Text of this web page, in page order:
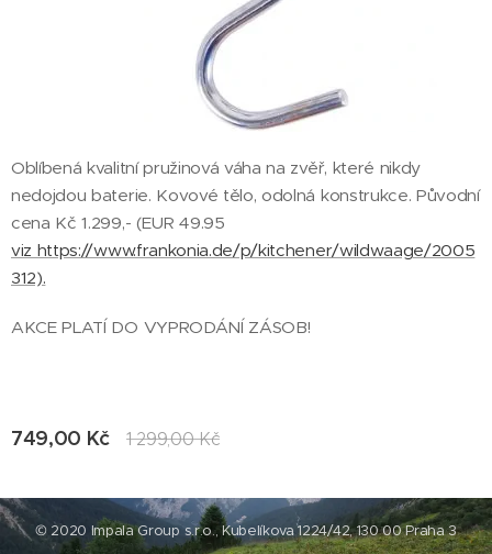
Oblíbená kvalitní pružinová váha na zvěř, které nikdy
nedojdou baterie. Kovové tělo, odolná konstrukce. Původní
cena Kč 1.299,- (EUR 49.95
viz https://www.frankonia.de/p/kitchener/wildwaage/2005
312).
AKCE PLATÍ DO VYPRODÁNÍ ZÁSOB!
749,00 Kč 1 299,00Kč
© 2020 Impala Group s.r.o., Kubelíkova 1224/42, 130 00 Praha 3